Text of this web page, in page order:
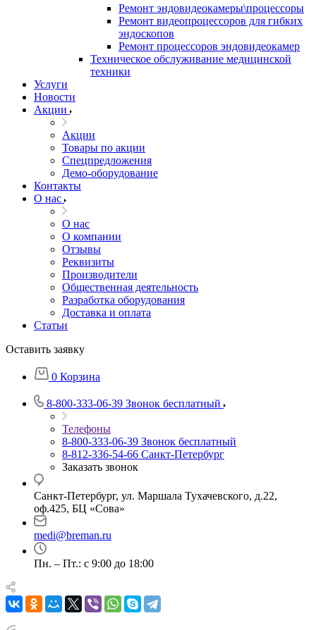
Ремонт эндовидеокамеры\процессоры
Ремонт видеопроцессоров для гибких
эндоскопов
Ремонт процессоров эндовидеокамер
Техническое обслуживание медицинской
техники
Услуги
Новости
Акции
Акции
Товары по акции
Спецпредложения
Демо-оборудование
Контакты
О нас
О нас
О компании
Отзывы
Реквизиты
Производители
Общественная деятельность
Разработка оборудования
Доставка и оплата
Статьи
Оставить заявку
0 Корзина
8-800-333-06-39 Звонок бесплатный
Телефоны
8-800-333-06-39 Звонок бесплатный
8-812-336-54-66 Санкт-Петербург
Заказать звонок
Санкт-Петербург, ул. Маршала Тухачевского, д.22,
оф.425, БЦ «Сова»
medi@breman.ru
Пн. – Пт.: с 9:00 до 18:00